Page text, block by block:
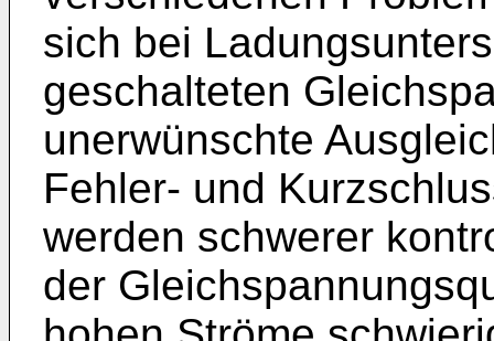
sich bei
geschalteten
unerwünschte
Fehler- und
werden schwerer
der